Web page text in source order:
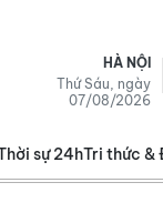
HÀ NỘI
Thứ Sáu, ngày
07/08/2026
sự 24hTri thức &